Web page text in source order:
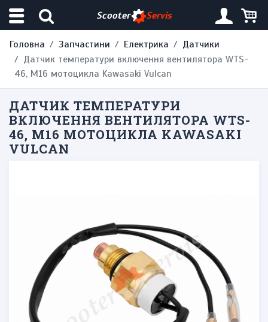
Scooter Servis
Головна Запчастини Електрика
Датчики
Датчик температури включення вентилятора WTS-
46, М16 мотоцикла Kawasaki Vulcan
ДАТЧИК ТЕМПЕРАТУРИ
ВКЛЮЧЕННЯ ВЕНТИЛЯТОРА WTS-
46, М16 МОТОЦИКЛА KAWASAKI
VULCAN